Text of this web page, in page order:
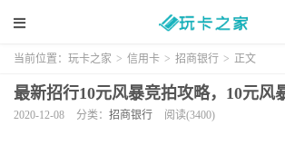
当前位置： 玩卡之家 > 信用卡 > 招商银行 > 正文
最新招行10元风暴竞拍攻略，10元风
2020-12-08 分类： 招商银行 阅读(3400)